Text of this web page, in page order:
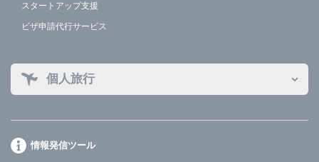
スタートアップ支援
ビザ申請代行サービス
個人旅行
情報発信ツール